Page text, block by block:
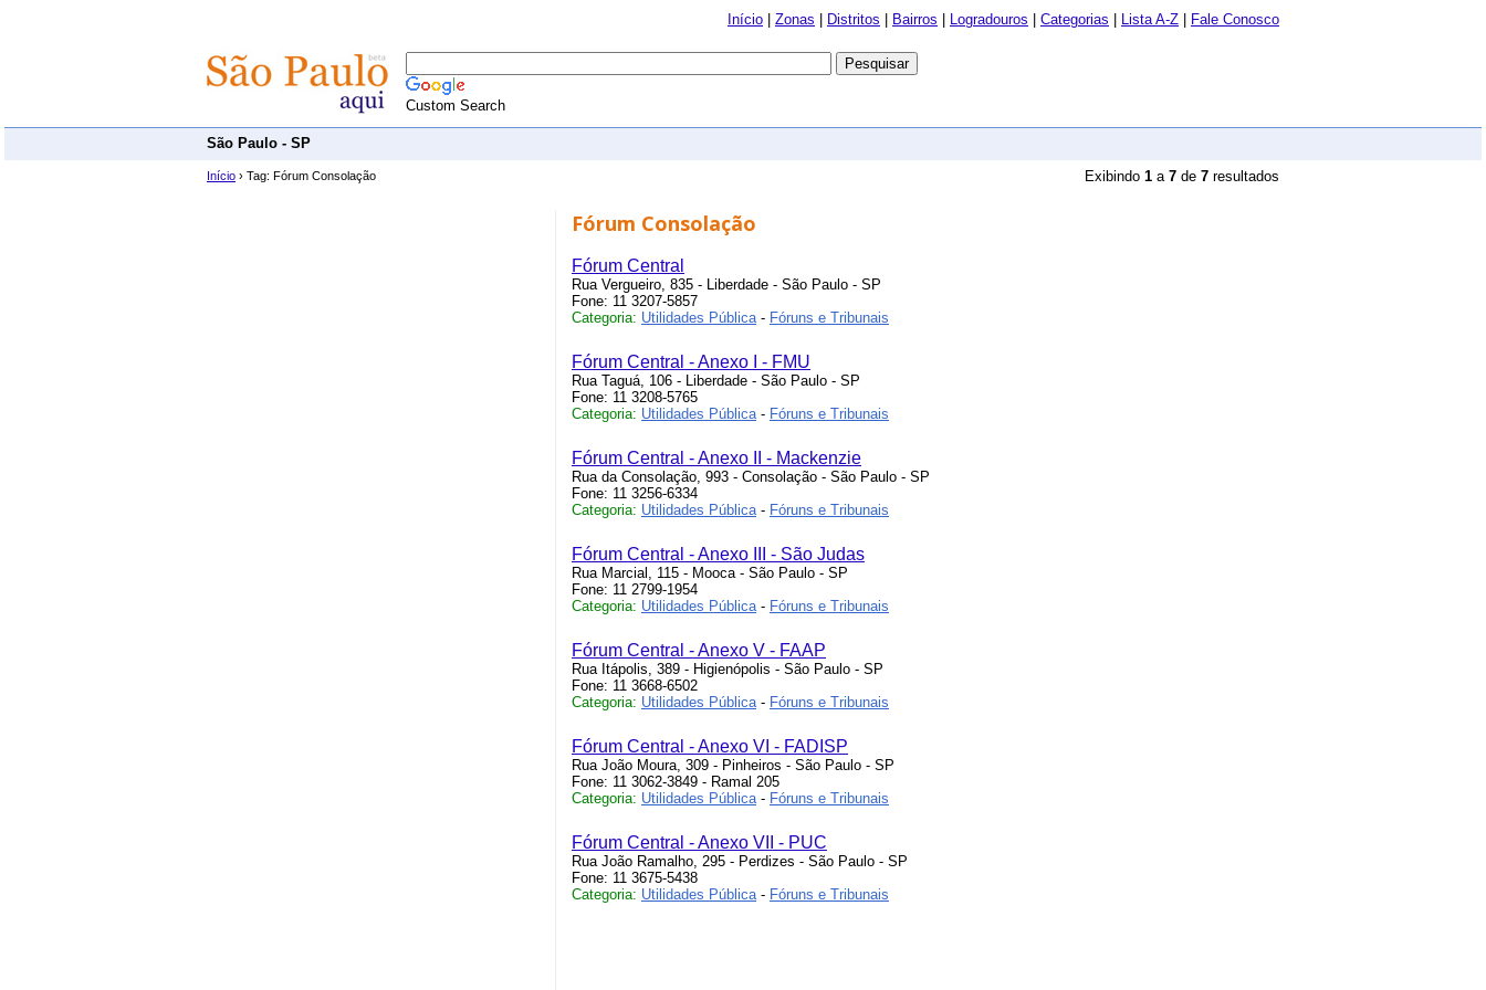
Início Zonas Distritos Bairros Logradouros Categorias Lista A-Z Fale Conosco
Custom Search
São Paulo - SP
Início › Tag: Fórum Consolação Exibindo 1 a 7 de 7 resultados
Fórum Consolação
Fórum Central
Rua Vergueiro, 835 - Liberdade - São Paulo - SP
Fone: 11 3207-5857
Categoria: Utilidades Pública- Fóruns e Tribunais
Fórum Central - Anexo I - FMU
Rua Taguá, 106 - Liberdade - São Paulo - SP
Fone: 11 3208-5765
Categoria: Utilidades Pública- Fóruns e Tribunais
Fórum Central - Anexo II - Mackenzie
Rua da Consolação, 993 - Consolação - São Paulo - SP
Fone: 11 3256-6334
Categoria: Utilidades Pública- Fóruns e Tribunais
Fórum Central - Anexo III - São Judas
Rua Marcial, 115 - Mooca - São Paulo - SP
Fone: 11 2799-1954
Categoria: Utilidades Pública- Fóruns e Tribunais
Fórum Central - Anexo V - FAAP
Rua Itápolis, 389 - Higienópolis - São Paulo - SP
Fone: 11 3668-6502
Categoria: Utilidades Pública- Fóruns e Tribunais
Fórum Central - Anexo VI - FADISP
Rua João Moura, 309 - Pinheiros - São Paulo - SP
Fone: 11 3062-3849 - Ramal 205
Categoria: Utilidades Pública- Fóruns e Tribunais
Fórum Central - Anexo VII - PUC
Rua João Ramalho, 295 - Perdizes - São Paulo - SP
Fone: 11 3675-5438
Categoria: Utilidades Pública- Fóruns e Tribunais